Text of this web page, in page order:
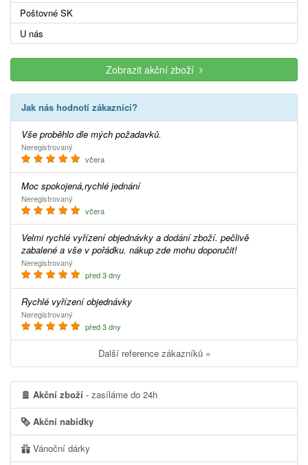
Poštovné SK
U nás
Zobrazit akční zboží
Jak nás hodnotí zákazníci?
Vše proběhlo dle mých požadavků.
Neregistrovaný
včera
Moc spokojená,rychlé jednání
Neregistrovaný
včera
Velmi rychlé vyřízení objednávky a dodání zboží. pečlivě
zabalené a vše v pořádku. nákup zde mohu doporučit!
Neregistrovaný
před 3 dny
Rychlé vyřízení objednávky
Neregistrovaný
před 3 dny
Další reference zákazníků »
Akční zboží - zasíláme do 24h
Akční nabídky
Vánoční dárky